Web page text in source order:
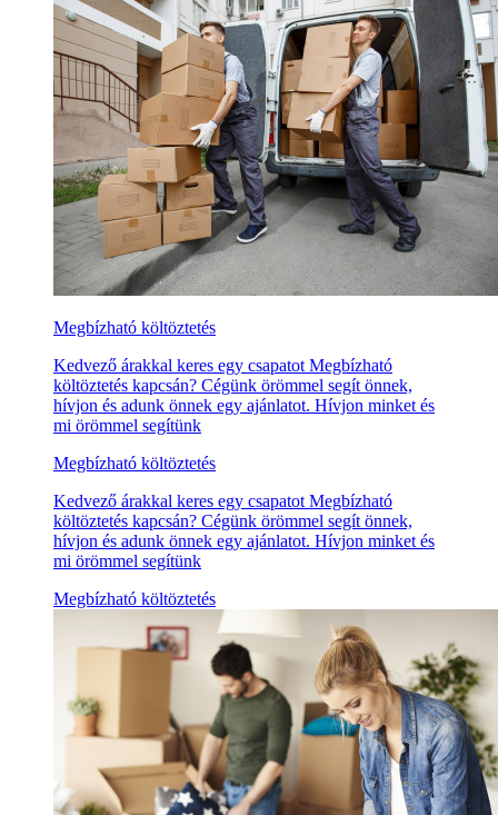
Megbízható költöztetés
Kedvező árakkal keres egy csapatot Megbízható
költöztetés kapcsán? Cégünk örömmel segít önnek,
hívjon és adunk önnek egy ajánlatot. Hívjon minket és
mi örömmel segítünk
Megbízható költöztetés
Kedvező árakkal keres egy csapatot Megbízható
költöztetés kapcsán? Cégünk örömmel segít önnek,
hívjon és adunk önnek egy ajánlatot. Hívjon minket és
mi örömmel segítünk
Megbízható költöztetés